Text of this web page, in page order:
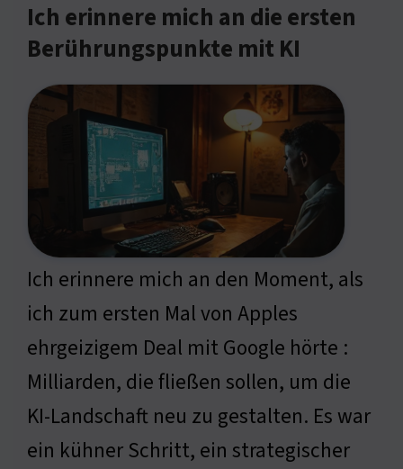
Ich erinnere mich an die ersten
Berührungspunkte mit KI
Ich erinnere mich an den Moment, als
ich zum ersten Mal von Apples
ehrgeizigem Deal mit Google hörte :
Milliarden, die fließen sollen, um die
KI-Landschaft neu zu gestalten. Es war
ein kühner Schritt, ein strategischer